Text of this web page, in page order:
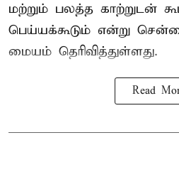
மற்றும் பலத்த காற்றுடன்
பெய்யக்கூடும் என்று
மையம் தெரிவித்துள்ளது.
Read